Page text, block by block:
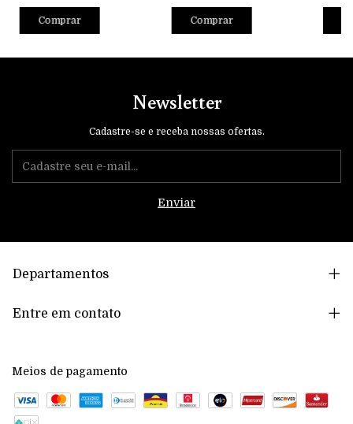
Comprar Comprar
Newsletter
Cadastre-se e receba nossas ofertas.
Departamentos
Entre em contato
Meios de pagamento